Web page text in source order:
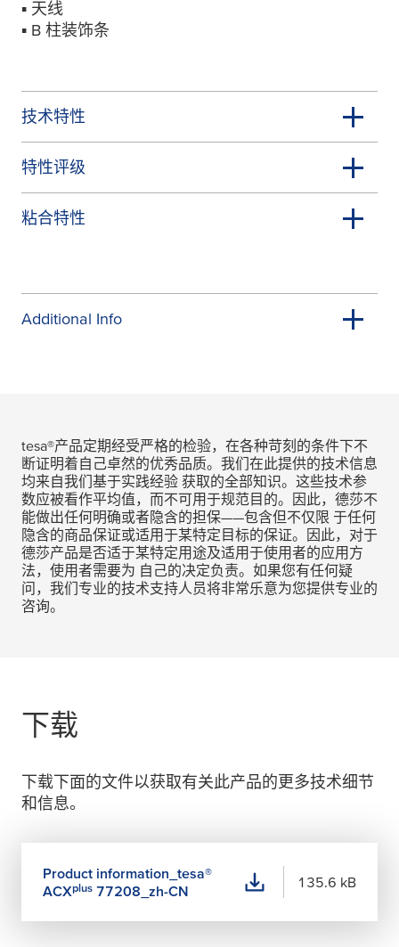
▪ 天线
▪ B 柱装饰条
技术特性
特性评级
粘合特性
Additional Info
tesa®产品定期经受严格的检验，在各种苛刻的条件下不
断证明着自己卓然的优秀品质。我们在此提供的技术信息
均来自我们基于实践经验 获取的全部知识。这些技术参
数应被看作平均值，而不可用于规范目的。因此，德莎不
能做出任何明确或者隐含的担保——包含但不仅限 于任何
隐含的商品保证或适用于某特定目标的保证。因此，对于
德莎产品是否适于某特定用途及适用于使用者的应用方
法，使用者需要为 自己的决定负责。如果您有任何疑
问，我们专业的技术支持人员将非常乐意为您提供专业的
咨询。
下载
下载下面的文件以获取有关此产品的更多技术细节
和信息。
Product information_ tesa®
ACXplus 77208_zh-CN
135.6 kB